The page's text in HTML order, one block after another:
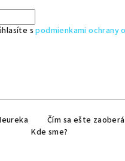
spodmienkami ochrany
Čím sa ešte
Kde sme?